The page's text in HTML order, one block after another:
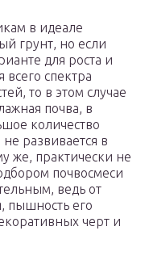
в идеале
грунт, но если
для роста и
всего спектра
то в этом случае
почва, в
количество
развивается в
же, практически не
почвосмеси
ведь от
пышность его
черт и